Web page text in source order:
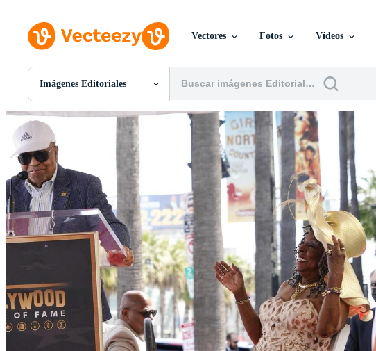
Vectores Fotos Vídeos
Imágenes Editoriales
Todas Imágenes
Fotos
PSDs
SVGs
Plantillas
Vectores
Videos
Gráficos en Movimiento
Imágenes Editoriales
Eventos Editoriales